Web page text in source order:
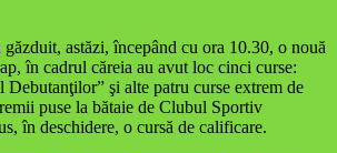
astăzi, începând cu ora 10.30, o nouă
în cadrul căreia au avut loc cinci curse:
Debutanţilor” şi alte patru curse extrem de
puse la bătaie de Clubul Sportiv
în deschidere, o cursă de calificare.